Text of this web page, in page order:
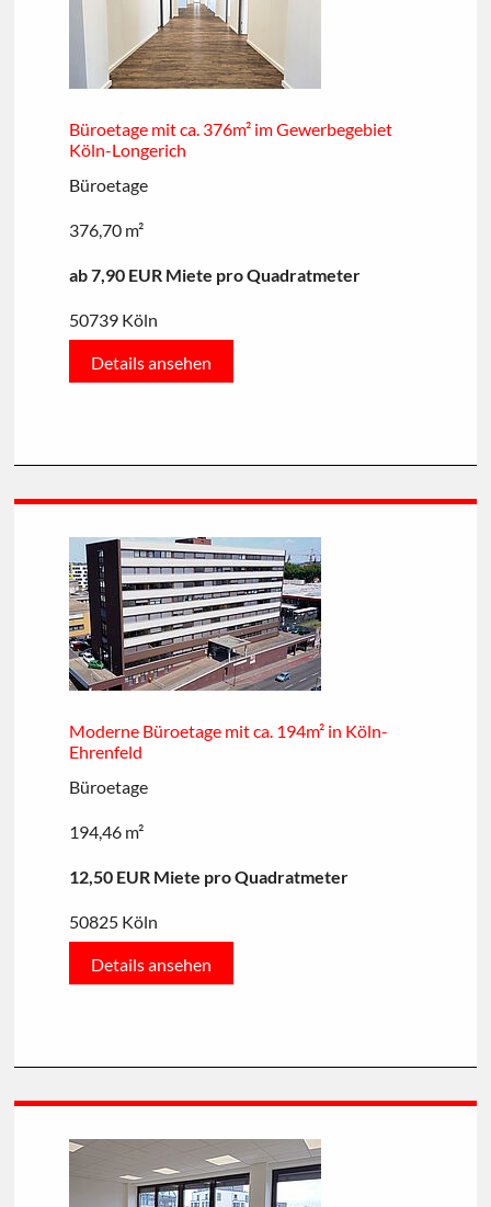
Büroetage mit ca. 376m² im Gewerbegebiet
Köln-Longerich
Büroetage
376,70 m²
ab 7,90 EUR Miete pro Quadratmeter
50739 Köln
Details ansehen
Moderne Büroetage mit ca. 194m² in Köln-
Ehrenfeld
Büroetage
194,46 m²
12,50 EUR Miete pro Quadratmeter
50825 Köln
Details ansehen